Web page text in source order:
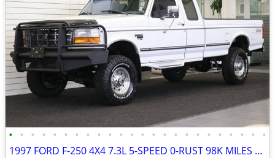
• • • • • • • • • • • • • • • • • • • • • • • •
1997 FORD F-250 4X4 7.3L 5-SPEED 0-RUST 98K MILES F250 F350 1996 1995